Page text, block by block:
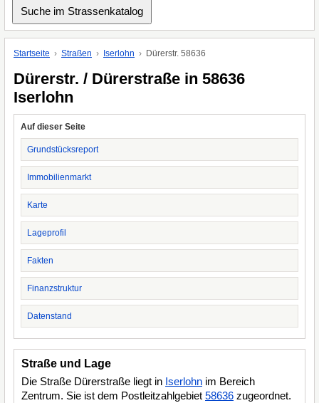
Startseite Straßen Iserlohn Dürerstr. 58636
Dürerstr. / Dürerstraße in 58636
Iserlohn
Auf dieser Seite
Grundstücksreport
Immobilienmarkt
Karte
Lageprofil
Fakten
Finanzstruktur
Datenstand
Straße und Lage
Die Straße Dürerstraße liegt in Iserlohn im Bereich
Zentrum. Sie ist dem Postleitzahlgebiet 58636 zugeordnet.